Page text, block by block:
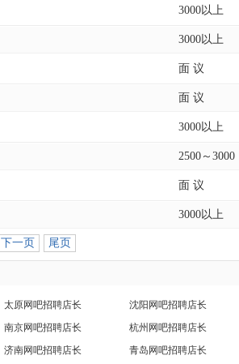
3000以上
3000以上
面 议
面 议
3000以上
2500～3000
面 议
3000以上
下一页 尾页
太原网吧招聘店长 沈阳网吧招聘店长
南京网吧招聘店长 杭州网吧招聘店长
济南网吧招聘店长 青岛网吧招聘店长